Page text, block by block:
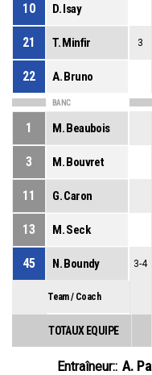
10 D. Isay
21 T. Minfir 3
22 A. Bruno
BANC
1 M. Beaubois
3 M. Bouvret
11 G. Caron
13 M. Seck
45 N. Boundy 3-4
Team / Coach
TOTAUX EQUIPE
Entraîneur:: A.